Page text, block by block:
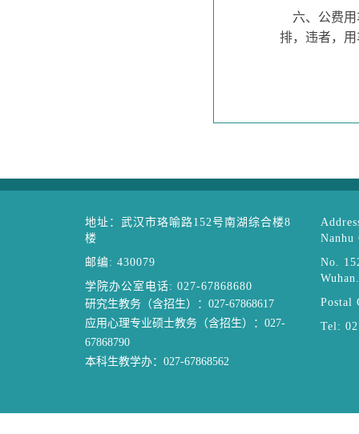
六、公费用
排，违者，
地址：武汉市珞喻路152号南湖综合楼8
楼
邮编: 430079
学院办公室电话: 027-67868680
研究生教务（含招生）：027-67868617
应用心理专业硕士教务（含招生）：027-
67868790
本科生教学办：027-67868562
Nanhu
No.
Wuhan.
Postal
Tel: